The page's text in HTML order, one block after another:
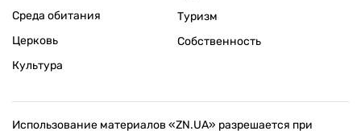
Среда обитания
Церковь
Культура
Туризм
Собственность
Использование материалов «ZN.UA» разрешается при